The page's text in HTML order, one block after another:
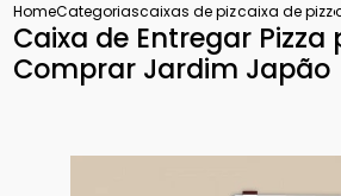
HomeCategoriascaixas de pizzacaixa de
Caixa de Entregar Pizza
Comprar Jardim Japão